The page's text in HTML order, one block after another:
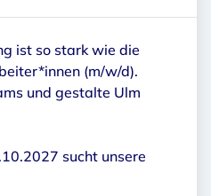
ist so stark wie die
(m/w/d).
und gestalte Ulm
sucht unsere